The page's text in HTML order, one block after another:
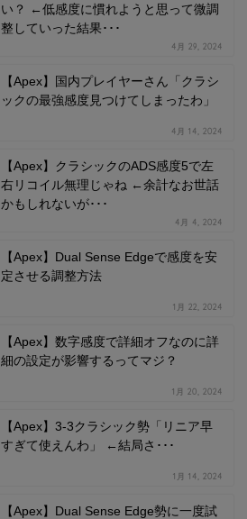
い？ ←低感度に慣れようと思って微調
整していった結果･･･
4月 29, 2024
【Apex】国内プレイヤーさん「クラシ
ックの最強感度見つけてしまったわ」
4月 14, 2024
【Apex】クラシックのADS感度5で左
右リコイル無理じゃね ←余計なお世話
かもしれないが･･･
4月 4, 2024
【Apex】Dual Sense Edgeで感度を安
定させる調整方法
1月 22, 2024
【Apex】数字感度で詳細オフなのに詳
細の設定が影響するってマジ？
1月 20, 2024
【Apex】3-3クラシック勢「リニア早
すぎて使えんわ」 ←結局さ･･･
1月 14, 2024
【Apex】Dual Sense Edge勢に一度試